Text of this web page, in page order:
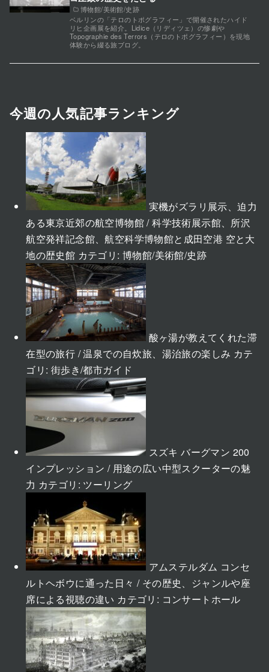
博物館/美術館/史跡
ベルリンの「テロのトポグラフィー」で開催されたハイド
リヒ企画展を紹介。Lidice（リディツェ）の惨劇や
Topographie des Terrors（テロのトポグラフィー）を現地
体験から綴る旅ブログ。
今週の人気記事ランキング
実機がズラリ展示、迫力
ある東京近郊の航空博物館 / 科学技術展示館、所沢
航空発祥記念館、航空科学博物館と成田空港 空と大
地の歴史館 カテゴリ: 博物館/美術館/史跡
酸ヶ湯が教えてくれた滞
在型の旅行 / 温泉での自炊旅、湯治旅の楽しみ カテ
ゴリ: 街歩き/都市ガイド
スズキ バーグマン 200
インプレッション / 用途の広い中型スクーターの魅
力 カテゴリ: ツーリング
アムステルダム コンセ
ルトヘボウに通った日々 / その歴史、ジャンルや座
席による視聴の違い カテゴリ: コンサートホール